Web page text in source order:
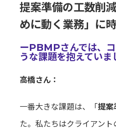
提案準備の工数削
めに動く業務」に
ーPBMPさんでは、
うな課題を抱えていま
高橋さん：
一番大きな課題は、「 提案
た。私たちはクライアン